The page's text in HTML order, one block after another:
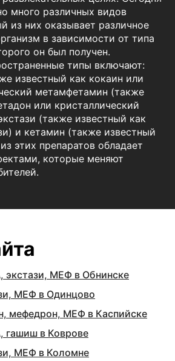
много различных видов
из них оказывает различное
в зависимости от типа
он был получен.
типы включают:
известный как кокаин или
метамфетамин (также
или кристаллический
(также известный как
и кетамин (также известный
этих препаратов обладает
которые меняют
МЕФ в Обнинске
МЕФ в Одинцово
мефедрон, МЕФ в Каспийске
гашиш в Коврове
МЕФ в Коломне